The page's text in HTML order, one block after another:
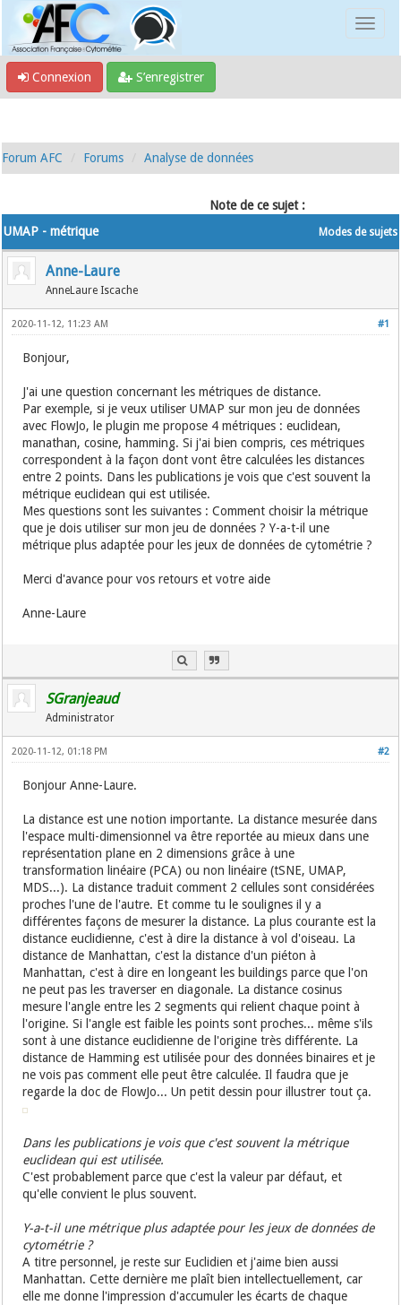
Connexion S’enregistrer
Forum AFC Forums Analyse de données
Note de ce sujet :
Modes de sujets
UMAP - métrique
Anne-Laure
AnneLaure Iscache
#1
2020-11-12, 11:23 AM
Bonjour,
J'ai une question concernant les métriques de distance.
Par exemple, si je veux utiliser UMAP sur mon jeu de données
avec FlowJo, le plugin me propose 4 métriques : euclidean,
manathan, cosine, hamming. Si j'ai bien compris, ces métriques
correspondent à la façon dont vont être calculées les distances
entre 2 points. Dans les publications je vois que c'est souvent la
métrique euclidean qui est utilisée.
Mes questions sont les suivantes : Comment choisir la métrique
que je dois utiliser sur mon jeu de données ? Y-a-t-il une
métrique plus adaptée pour les jeux de données de cytométrie ?
Merci d'avance pour vos retours et votre aide
Anne-Laure
SGranjeaud
Administrator
#2
2020-11-12, 01:18 PM
Bonjour Anne-Laure.
La distance est une notion importante. La distance mesurée dans
l'espace multi-dimensionnel va être reportée au mieux dans une
représentation plane en 2 dimensions grâce à une
transformation linéaire (PCA) ou non linéaire (tSNE, UMAP,
MDS...). La distance traduit comment 2 cellules sont considérées
proches l'une de l'autre. Et comme tu le soulignes il y a
différentes façons de mesurer la distance. La plus courante est la
distance euclidienne, c'est à dire la distance à vol d'oiseau. La
distance de Manhattan, c'est la distance d'un piéton à
Manhattan, c'est à dire en longeant les buildings parce que l'on
ne peut pas les traverser en diagonale. La distance cosinus
mesure l'angle entre les 2 segments qui relient chaque point à
l'origine. Si l'angle est faible les points sont proches... même s'ils
sont à une distance euclidienne de l'origine très différente. La
distance de Hamming est utilisée pour des données binaires et je
ne vois pas comment elle peut être calculée. Il faudra que je
regarde la doc de FlowJo... Un petit dessin pour illustrer tout ça.
Dans les publications je vois que c'est souvent la métrique
euclidean qui est utilisée.
C'est probablement parce que c'est la valeur par défaut, et
qu'elle convient le plus souvent.
Y-a-t-il une métrique plus adaptée pour les jeux de données de
cytométrie ?
A titre personnel, je reste sur Euclidien et j'aime bien aussi
Manhattan. Cette dernière me plaît bien intellectuellement, car
elle me donne l'impression d'accumuler les écarts de chaque